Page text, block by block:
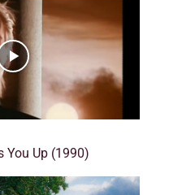
You Up (1990)